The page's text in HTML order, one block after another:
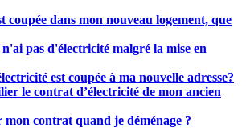
coupée dans mon nouveau logement, que
pas d'électricité malgré la mise en
est coupée à ma nouvelle adresse?
le contrat d’électricité de mon ancien
mon contrat quand je déménage ?